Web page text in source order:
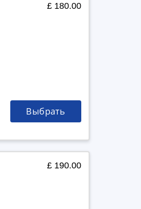
£ 180.00
Выбрать
£ 190.00